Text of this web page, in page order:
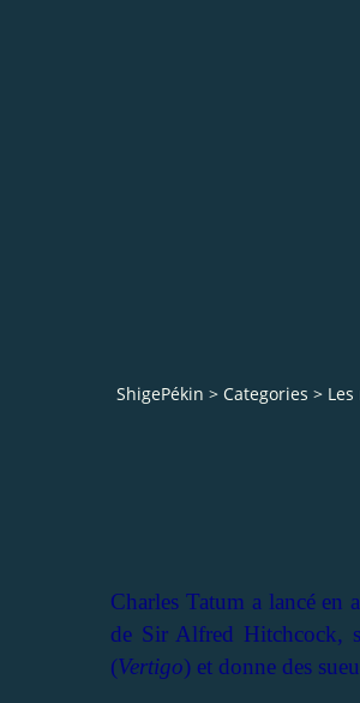
ShigePékin > Categories > Les
Charles Tatum a lancé
de Sir Alfred Hitchcock,
(Vertigo) et donne des